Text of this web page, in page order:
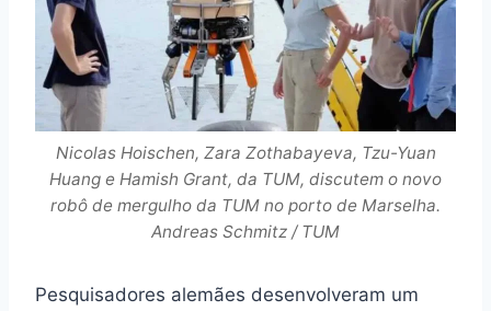
Nicolas Hoischen, Zara Zothabayeva, Tzu-Yuan
Huang e Hamish Grant, da TUM, discutem o novo
robô de mergulho da TUM no porto de Marselha.
Andreas Schmitz / TUM
Pesquisadores alemães desenvolveram um